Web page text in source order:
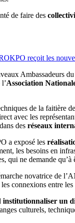
de faire des
Ambassadeurs
Association
de la faitière
avec les
des réseaux
a exposé les
les besoins en
qui ne demande
novatrice de
connexions entre
institutionnaliser un
culturels,